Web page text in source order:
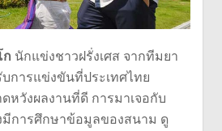
ก นักแข่งชาวฝรั่งเศส จากทีมยา
การแข่งขันที่ประเทศไทย
หวังผลงานที่ดี การมาเจอกับ
การศึกษาข้อมูลของสนาม ดู